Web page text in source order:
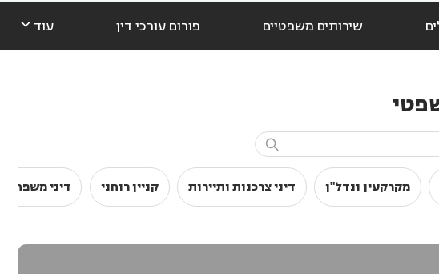
שירותים משפטיים פורום עורכי דין עוד 

מקרקעין ונדל"ן דיני צרכנות ותיירות קניין רוחני דיני משפחה